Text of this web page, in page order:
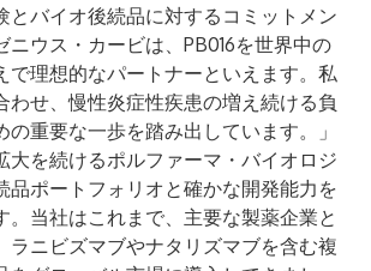
とバイオ後続品に対するコミットメン
ニウス・カービは、PB016を世界中の
で理想的なパートナーといえます。私
わせ、慢性炎症性疾患の増え続ける負
重要な一歩を踏み出しています。」
大を続けるポルファーマ・バイオロジ
品ポートフォリオと確かな開発能力を
。当社はこれまで、主要な製薬企業と
ラニビズマブやナタリズマブを含む複